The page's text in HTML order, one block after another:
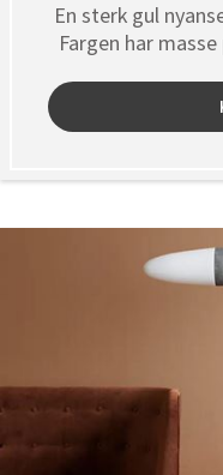
En sterk gul
Fargen har